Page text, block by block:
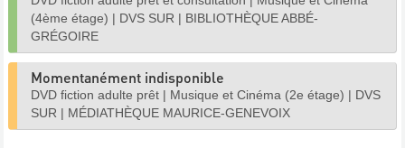
(4ème étage) | DVS SUR | BIBLIOTHÈQUE ABBÉ-
GRÉGOIRE
Momentanément indisponible
DVD fiction adulte prêt | Musique et Cinéma (2e étage) | DVS
SUR | MÉDIATHÈQUE MAURICE-GENEVOIX